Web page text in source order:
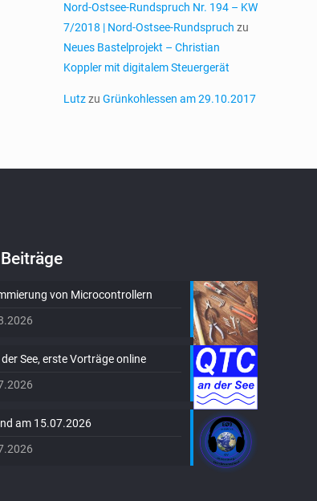
Nord-Ostsee-Rundspruch Nr. 194 – KW
7/2018 | Nord-Ostsee-Rundspruch zu
Neues Bastelprojekt – Christian
Koppler mit digitalem Steuergerät
Lutzzu Grünkohlessen am 29.10.2017
von Microcontrollern
der See, erste Vorträge online
am 15.07.2026